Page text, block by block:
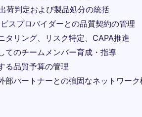
荷判定および製品処分の統括
スプロバイダーとの品質契約の管理
タリング、リスク特定、CAPA推進
てのチームメンバー育成・指導
る品質予算の管理
部パートナーとの強固なネットワーク